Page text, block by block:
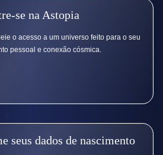
se na Astopia
o acesso a um universo feito para o seu
pessoal e conexão cósmica.
seus dados de nascimento